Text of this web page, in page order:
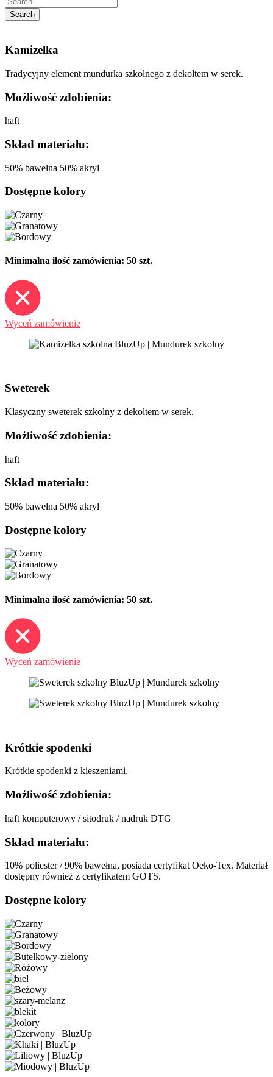
Kamizelka
Tradycyjny element mundurka szkolnego z dekoltem w serek.
Możliwość zdobienia:
haft
Skład materiału:
50% bawełna 50% akryl
Dostępne kolory
Minimalna ilość zamówienia: 50 szt.
Wyceń zamówienie
Sweterek
Klasyczny sweterek szkolny z dekoltem w serek.
Możliwość zdobienia:
haft
Skład materiału:
50% bawełna 50% akryl
Dostępne kolory
Minimalna ilość zamówienia: 50 szt.
Wyceń zamówienie
Krótkie spodenki
Krótkie spodenki z kieszeniami.
Możliwość zdobienia:
haft komputerowy / sitodruk / nadruk DTG
Skład materiału:
10% poliester / 90% bawełna, posiada certyfikat Oeko-Tex. Materiał
dostępny również z certyfikatem GOTS.
Dostępne kolory